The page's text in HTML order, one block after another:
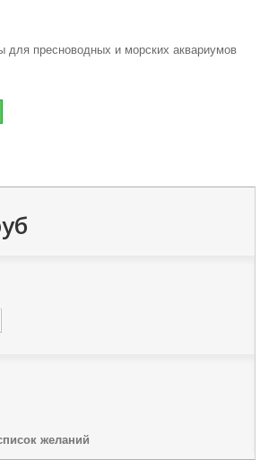
для пресноводных и морских аквариумов
желаний